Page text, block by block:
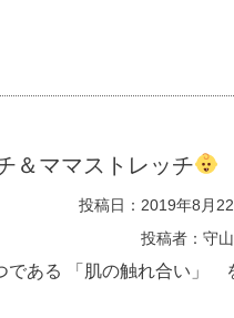
＆ママストレッチ
投稿日：2019年8月
投稿者：守
である 「肌の触れ合い」